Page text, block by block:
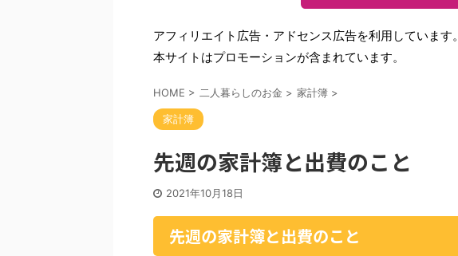
アフィリエイト広告・アドセンス広告を利用しています。
本サイトはプロモーションが含まれています。
HOME > 二人暮らしのお金 > 家計簿 >
家計簿
先週の家計簿と出費のこと
2021年10月18日
先週の家計簿と出費のこと